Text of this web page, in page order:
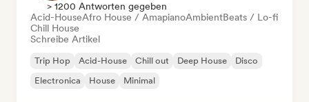
> 1200 Antworten gegeben
Acid-HouseAfro House / AmapianoAmbientBeats / Lo-fi
Chill House
Schreibe Artikel
Trip Hop Acid-House Chill out Deep House
Disco
Electronica
House Minimal